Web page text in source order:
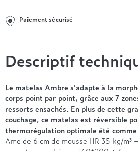
- de 1000€
Nos matelas par marque
Alpen
André Renault
Beautyrest Luxury
Epeda
Ergotherm
+ de 1500€
Entre 1000 et 1500€
+ de 1000€
Paiement sécurisé
Descriptif
Le matelas Ambre s'adapte à la
corps point par point, grâce aux 7
ressorts ensachés. En plus de cette
couchage, ce matelas est réversible
thermorégulation optimale été
Ame de 6 cm de mousse HR 35 kg/m³